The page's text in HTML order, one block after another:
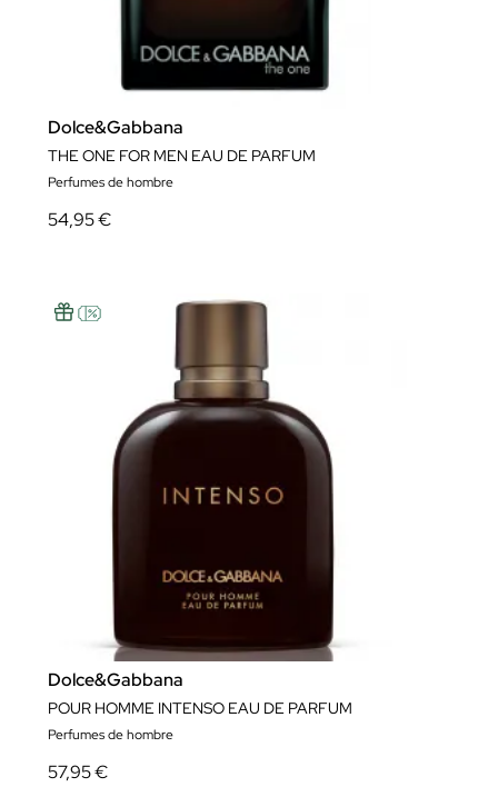
Dolce&Gabbana
THE ONE FOR MEN EAU DE PARFUM
Perfumes de hombre
54,95 €
Dolce&Gabbana
POUR HOMME INTENSO EAU DE PARFUM
Perfumes de hombre
57,95 €